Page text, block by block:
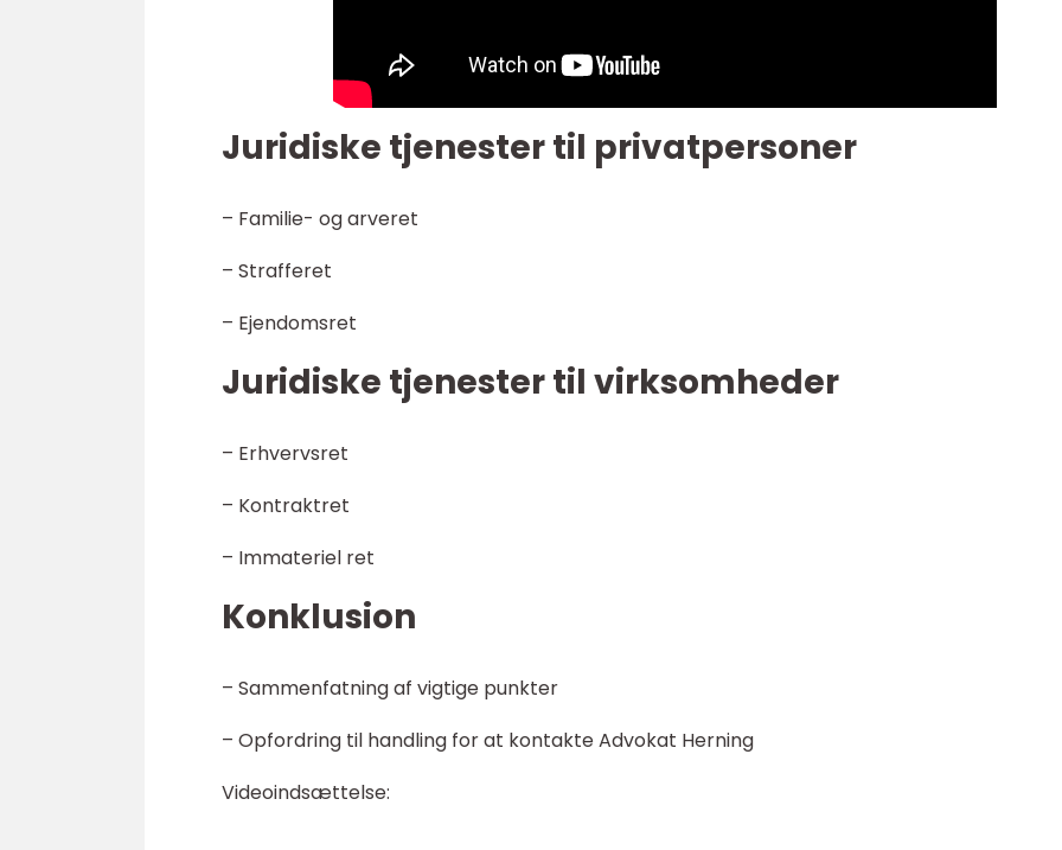
Juridiske tjenester til privatpersoner
– Familie- og arveret
– Strafferet
– Ejendomsret
Juridiske tjenester til virksomheder
– Erhvervsret
– Kontraktret
– Immateriel ret
Konklusion
– Sammenfatning af vigtige punkter
– Opfordring til handling for at kontakte Advokat Herning
Videoindsættelse: